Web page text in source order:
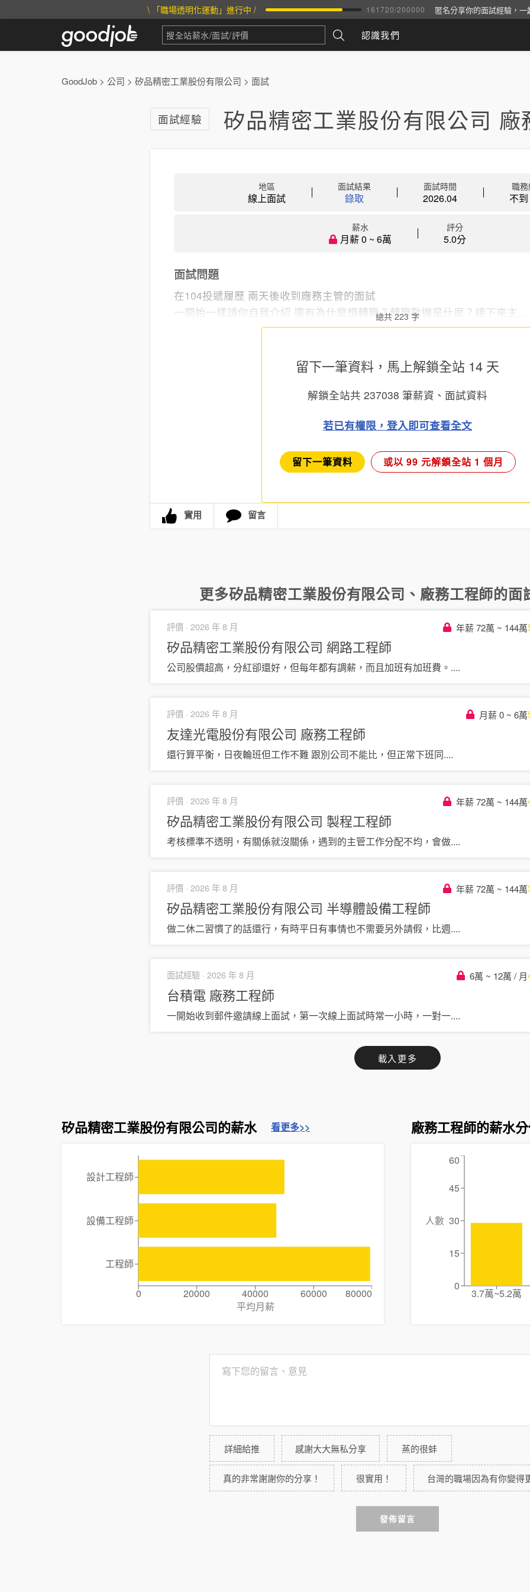
\ 「職場透明化運動」進行中 / 161720/200000 匿名分享你的面試經驗，
認識我們
GoodJob > 公司 > 矽品精密工業股份有限公司 > 面試
面試經驗 矽品精密工業股份有限公司 廠
地區
線上面試
面試結果
錄取
面試時間
2026.04
職
不
薪水
月薪 0 ~ 6萬
評分
5.0分
面試問題
在104投遞履歷 兩天後收到廠務主管的面試
一開始一樣請你自我介紹 還有為什麼想轉職？轉職動機是什麼？接下來主...
總共 223 字
留下一筆資料，馬上解鎖全站 14 天
解鎖全站共 237038 筆薪資、面試資料
若已有權限，登入即可查看全文
留下一筆資料 或以 99 元解鎖全站 1 個月
實用 留言
更多矽品精密工業股份有限公司 、 廠務工程師的面
評價 · 2026 年 8 月 年薪 72萬 ~ 144萬
矽品精密工業股份有限公司 網路工程師
公司股價超高，分紅卻還好，但每年都有調薪，而且加班有加班費。 ....
評價 · 2026 年 8 月 月薪 0 ~ 6萬
友達光電股份有限公司 廠務工程師
還行算平衡，日夜輪班但工作不難 跟別公司不能比，但正常下班同....
評價 · 2026 年 8 月 年薪 72萬 ~ 144萬
矽品精密工業股份有限公司 製程工程師
考核標準不透明，有關係就沒關係，遇到的主管工作分配不均，會做....
評價 · 2026 年 8 月 年薪 72萬 ~ 144萬
矽品精密工業股份有限公司 半導體設備工程師
做二休二習慣了的話還行，有時平日有事情也不需要另外請假，比週....
面試經驗 · 2026 年 8 月 6萬 ~ 12萬 / 月
台積電 廠務工程師
一開始收到郵件邀請線上面試，第一次線上面試時常一小時，一對一....
載入更多
矽品精密工業股份有限公司的薪水 看更多>>
0 20000 40000 60000
80000
平均月薪
設計工程師
設備工程師
工程師
廠務工程師的薪水
3.7萬~5.2萬
0
15
30
45
60
人數
詳細給推 感謝大大無私分享 蒸的很蚌
真的非常謝謝你的分享！ 很實用！ 台灣的職場因為有你變得
發佈留言